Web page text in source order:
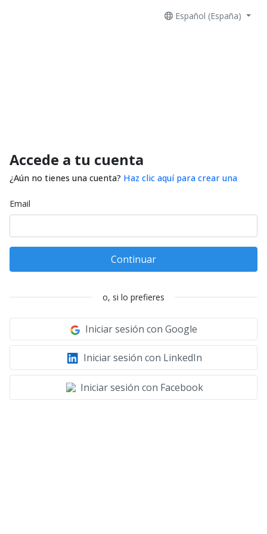
Español (España)
Accede a tu cuenta
¿Aún no tienes una cuenta? Haz clic aquí para crear una
Email
Continuar
o, si lo prefieres
Iniciar sesión con Google
Iniciar sesión con LinkedIn
Iniciar sesión con Facebook